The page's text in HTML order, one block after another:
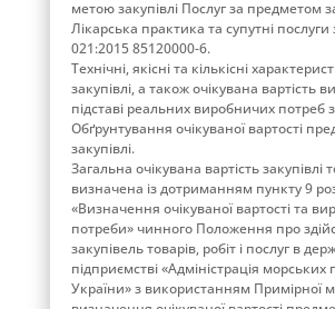
метою закупівлі Послуг за предметом
Лікарська практика та супутні
021:2015 85120000-6.
Технічні, якісні та кількісні
закупівлі, а також очікувана вартість
підставі реальних виробничих потреб
Обґрунтування очікуваної вартості
закупівлі.
Загальна очікувана вартість закупівлі
визначена із дотриманням пункту 9
«Визначення очікуваної вартості та
потреби» чинного Положення про
закупівель товарів, робіт і послуг в
підприємстві «Адміністрація морських
України» з використанням Примірної